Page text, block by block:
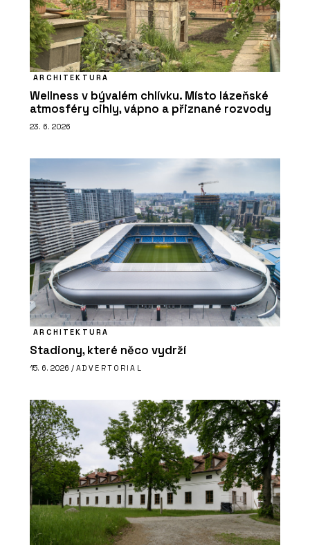
ARCHITEKTURA
Wellness v bývalém chlívku. Místo lázeňské
atmosféry cihly, vápno a přiznané rozvody
23. 6. 2026
ARCHITEKTURA
Stadiony, které něco vydrží
15. 6. 2026 / ADVERTORIAL